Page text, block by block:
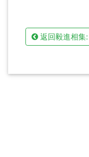
返回毅進相集